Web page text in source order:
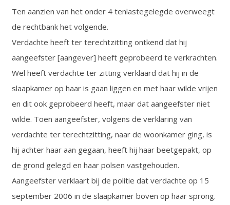
Ten aanzien van het onder 4 tenlastegelegde overweegt
de rechtbank het volgende.
Verdachte heeft ter terechtzitting ontkend dat hij
aangeefster [aangever] heeft geprobeerd te verkrachten.
Wel heeft verdachte ter zitting verklaard dat hij in de
slaapkamer op haar is gaan liggen en met haar wilde vrijen
en dit ook geprobeerd heeft, maar dat aangeefster niet
wilde. Toen aangeefster, volgens de verklaring van
verdachte ter terechtzitting, naar de woonkamer ging, is
hij achter haar aan gegaan, heeft hij haar beetgepakt, op
de grond gelegd en haar polsen vastgehouden.
Aangeefster verklaart bij de politie dat verdachte op 15
september 2006 in de slaapkamer boven op haar sprong.